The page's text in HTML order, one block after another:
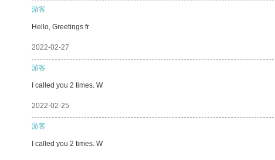
游客
Hello, Greetings fr
2022-02-27
游客
I called you 2 times. W
2022-02-25
游客
I called you 2 times. W